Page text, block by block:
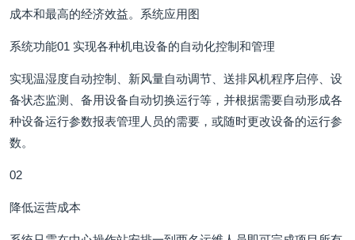
成本和最高的经济效益。系统应用图
系统功能01 实现各种机电设备的自动化控制和管理
实现温湿度自动控制、新风量自动调节、送排风机程序启停、设
备状态监测、备用设备自动切换运行等，并根据需要自动形成各
种设备运行参数报表管理人员的需要，或随时更改设备的运行参
数。
02
降低运营成本